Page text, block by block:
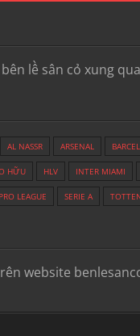
lề sân cỏ xung
AL NASSR ARSENAL
HỮU HLV INTER MIAMI
LEAGUE SERIE A
website